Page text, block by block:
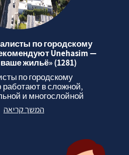
по городскому
Unehasim —
жильё» (1281)
по городскому
в сложной,
и многослойной...
המשך קריאה